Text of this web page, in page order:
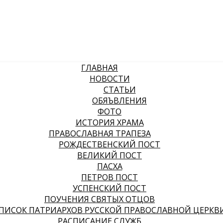
ГЛАВНАЯ
НОВОСТИ
СТАТЬИ
ОБЯЪВЛЕНИЯ
ФОТО
ИСТОРИЯ ХРАМА
ПРАВОСЛАВНАЯ ТРАПЕЗА
РОЖДЕСТВЕНСКИЙ ПОСТ
ВЕЛИКИЙ ПОСТ
ПАСХА
ПЕТРОВ ПОСТ
УСПЕНСКИЙ ПОСТ
ПОУЧЕНИЯ СВЯТЫХ ОТЦОВ
ПАТРИАРХОВ РУССКОЙ ПРАВОСЛАВНОЙ